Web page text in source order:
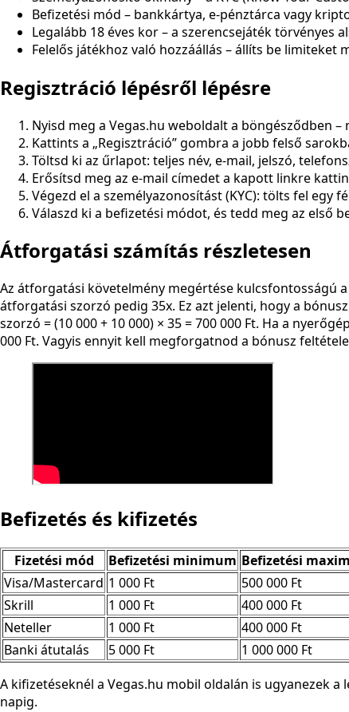
Befizetési mód – bankkártya, e-pénztárca vagy
Legalább 18 éves kor – a szerencsejáték törvényes
Felelős játékhoz való hozzáállás – állíts be limiteket
Regisztráció lépésről lépésre
Nyisd meg a Vegas.hu weboldalt a böngésződben
Kattints a „Regisztráció” gombra a jobb felső
Töltsd ki az űrlapot: teljes név, e-mail, jelszó,
Erősítsd meg az e-mail címedet a kapott linkre
Végezd el a személyazonosítást (KYC): tölts fel egy
Válaszd ki a befizetési módot, és tedd meg az első
Átforgatási számítás részletesen
Az átforgatási követelmény megértése kulcsfontosságú
átforgatási szorzó pedig 35x. Ez azt jelenti, hogy a
szorzó = (10 000 + 10 000) × 35 = 700 000 Ft. Ha a
000 Ft. Vagyis ennyit kell megforgatnod a bónusz
Befizetés és kifizetés
Fizetési mód Befizetési minimum Befizetési
Visa/Mastercard 1 000 Ft 500 000 Ft
Skrill
1 000 Ft 400 000 Ft
Neteller
1 000 Ft 400 000 Ft
Banki átutalás
5 000 Ft 1 000 000 Ft
A kifizetéseknél a Vegas.hu mobil oldalán is ugyanezek
napig.